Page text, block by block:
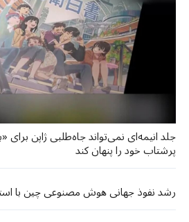
جلد انیمه‌ای نمی‌تواند جاه‌طلبی ژاپن برای
پرشتاب خود را پنهان کند
رشد نفوذ جهانی هوش مصنوعی چین با